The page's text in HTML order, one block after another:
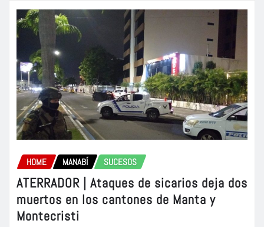
HOME MANABÍ SUCESOS
ATERRADOR | Ataques de sicarios deja dos
muertos en los cantones de Manta y
Montecristi